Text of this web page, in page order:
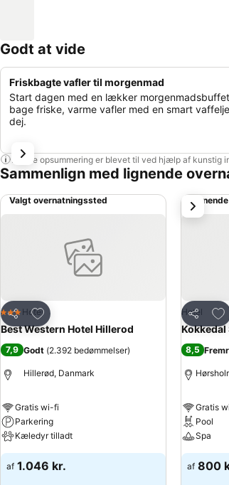
Godt at vide
Friskbagte vafler til morgenmad
Start dagen med en lækker
bage friske, varme vafler med en smart
dej.
Denne opsummering er blevet til ved hjælp af kunstig
Sammenlign med lignende
Valgt overnatningssted
Del
Føj til favoritter
3 Stjerner
Hotel
Best Western Hotel Hillerod
7,9 Godt (2.392 bedømmelser)
Hillerød, Danmark
Gratis wi-fi
Parkering
Kæledyr tilladt
af 1.046 kr.
Del
Hotel
Kokkedal
8,5
Gratis
Pool
Spa
af 800
næste